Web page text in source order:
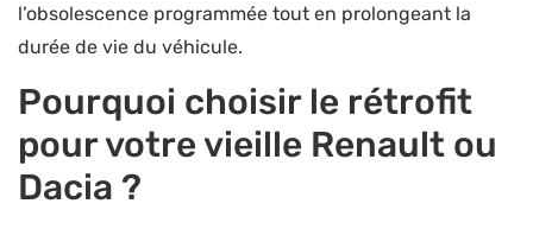
l’obsolescence programmée tout en prolongeant la
durée de vie du véhicule.
Pourquoi choisir le rétrofit
pour votre vieille Renault ou
Dacia ?